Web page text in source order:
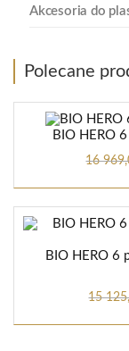
Akcesoria do
Polecane
BIO HERO
16
BIO HERO 6
15